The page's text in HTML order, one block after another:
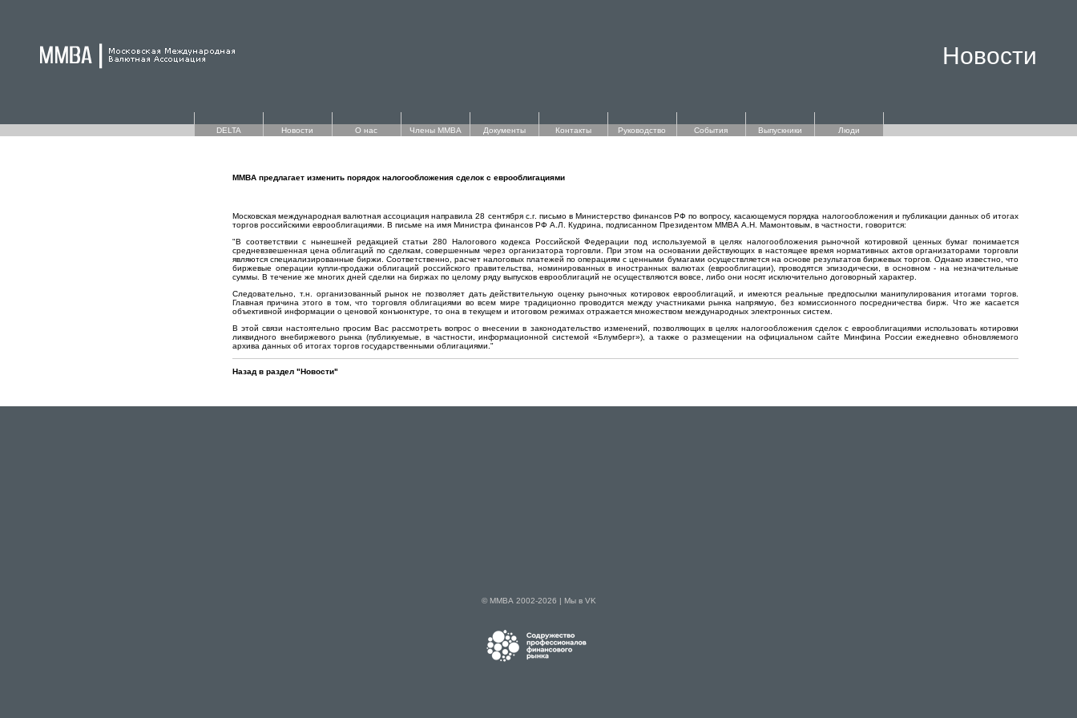
Новости
DELTA Новости О нас Члены ММВА Документы Контакты Руководство События Выпускники Люди
ММВА предлагает изменить порядок налогообложения сделок с еврооблигациями
Московская международная валютная ассоциация направила 28 сентября с.г. письмо в Министерство финансов РФ по вопросу, касающемуся порядка налогообложения и публикации данных об итогах
торгов российскими еврооблигациями. В письме на имя Министра финансов РФ А.Л. Кудрина, подписанном Президентом ММВА А.Н. Мамонтовым, в частности, говорится:
"В соответствии с нынешней редакцией статьи 280 Налогового кодекса Российской Федерации под используемой в целях налогообложения рыночной котировкой ценных бумаг понимается
средневзвешенная цена облигаций по сделкам, совершенным через организатора торговли. При этом на основании действующих в настоящее время нормативных актов организаторами торговли
являются специализированные биржи. Соответственно, расчет налоговых платежей по операциям с ценными бумагами осуществляется на основе результатов биржевых торгов. Однако известно, что
биржевые операции купли-продажи облигаций российского правительства, номинированных в иностранных валютах (еврооблигации), проводятся эпизодически, в основном - на незначительные
суммы. В течение же многих дней сделки на биржах по целому ряду выпусков еврооблигаций не осуществляются вовсе, либо они носят исключительно договорный характер.
Следовательно, т.н. организованный рынок не позволяет дать действительную оценку рыночных котировок еврооблигаций, и имеются реальные предпосылки манипулирования итогами торгов.
Главная причина этого в том, что торговля облигациями во всем мире традиционно проводится между участниками рынка напрямую, без комиссионного посредничества бирж. Что же касается
объективной информации о ценовой конъюнктуре, то она в текущем и итоговом режимах отражается множеством международных электронных систем.
В этой связи настоятельно просим Вас рассмотреть вопрос о внесении в законодательство изменений, позволяющих в целях налогообложения сделок с еврооблигациями использовать котировки
ликвидного внебиржевого рынка (публикуемые, в частности, информационной системой «Блумберг»), а также о размещении на официальном сайте Минфина России ежедневно обновляемого
архива данных об итогах торгов государственными облигациями."
Назад в раздел "Новости"
© ММВА 2002-2026 | Мы в VK